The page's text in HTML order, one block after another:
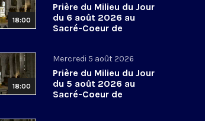
18:00
Prière du Milieu du Jour
du 6 août 2026 au
Sacré-Coeur de
18:00
Mercredi 5 août 2026
Prière du Milieu du Jour
du 5 août 2026 au
Sacré-Coeur de